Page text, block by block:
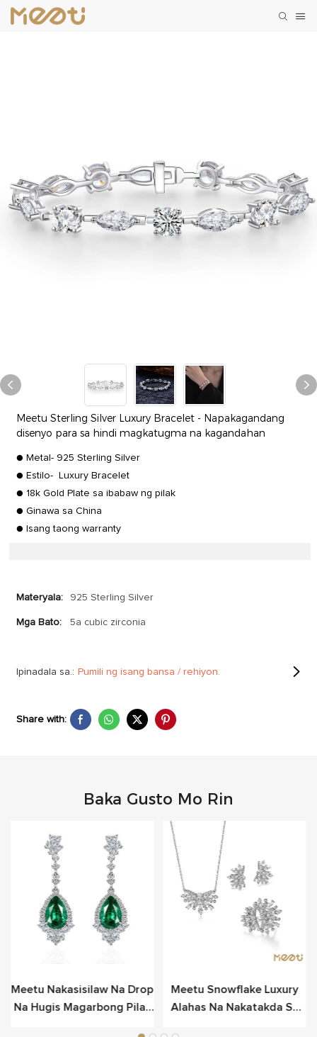
Meetu Sterling Silver Luxury Bracelet - Napakagandang
disenyo para sa hindi magkatugma na kagandahan
● Metal- 925 Sterling Silver
● Estilo- Luxury Bracelet
● 18k Gold Plate sa ibabaw ng pilak
● Ginawa sa China
● Isang taong warranty
Materyala: 925 Sterling Silver
Mga Bato: 5a cubic zirconia
Ipinadala sa.: Pumili ng isang bansa / rehiyon.
Share with:
Baka Gusto Mo Rin
Meetu Nakasisilaw Na Drop
Na Hugis Magarbong Pilak
Meetu Snowflake Luxury
Alahas Na Nakatakda Sa